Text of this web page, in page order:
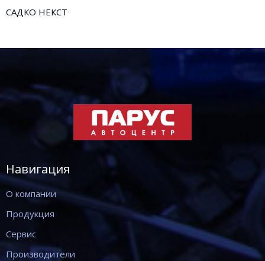
САДКО НЕКСТ
Навигация
О компании
Продукция
Сервис
Производители